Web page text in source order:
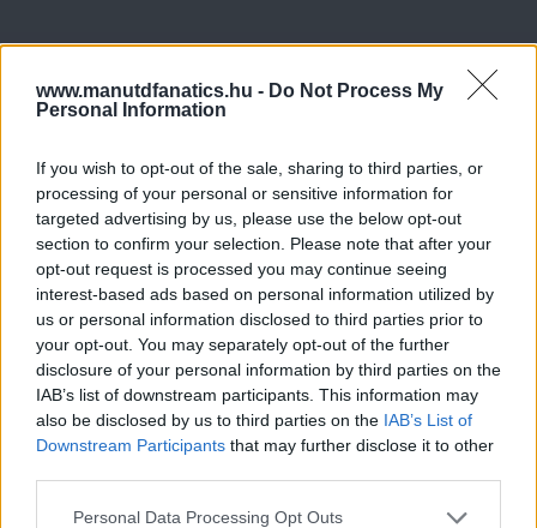
www.manutdfanatics.hu - Do Not Process My
Personal Information
If you wish to opt-out of the sale, sharing to third parties, or
processing of your personal or sensitive information for
targeted advertising by us, please use the below opt-out
section to confirm your selection. Please note that after your
opt-out request is processed you may continue seeing
interest-based ads based on personal information utilized by
us or personal information disclosed to third parties prior to
your opt-out. You may separately opt-out of the further
disclosure of your personal information by third parties on the
IAB’s list of downstream participants. This information may
also be disclosed by us to third parties on the IAB’s List of
Downstream Participants that may further disclose it to other
Please note that this website/app uses one or more Google
Personal Data Processing Opt Outs